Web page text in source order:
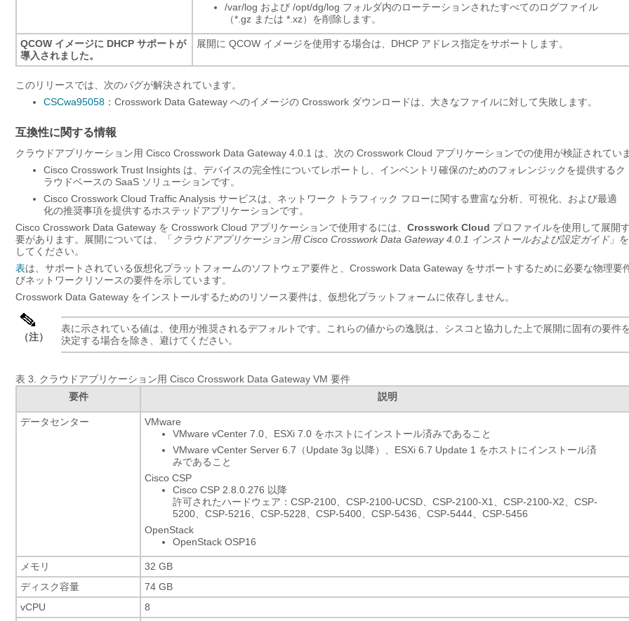
/var/log および /opt/dg/log フォルダ内のローテーションされたすべてのログファイル
（*.gz または *.xz）を削除します。
QCOW イメージに DHCP サポートが
導入されました。
展開に QCOW イメージを使用する場合は、DHCP アドレス指定をサポートします。
このリリースでは、次のバグが解決されています。
CSCwa95058 ：Crosswork Data Gateway へのイメージの Crosswork ダウンロードは、大きなファイルに対して失敗します。
互換性に関する情報
クラウドアプリケーション用 Cisco Crosswork Data Gateway 4.0.1 は、次の Crosswork Cloud アプリケーションでの使用が検証されていま
Cisco Crosswork Trust Insights は、デバイスの完全性についてレポートし、インベントリ確保のためのフォレンジックを提供するク
ラウドベースの SaaS ソリューションです。
Cisco Crosswork Cloud Traffic Analysis サービスは、ネットワーク トラフィック フローに関する豊富な分析、可視化、および最適
化の推奨事項を提供するホステッドアプリケーションです。
Cisco Crosswork Data Gateway を Crosswork Cloud アプリケーションで使用するには、 Crosswork Cloud プロファイルを使用して展開
要があります。展開については、「 クラウドアプリケーション用 Cisco Crosswork Data Gateway 4.0.1 インストールおよび設定ガイド」
してください。
表は、サポートされている仮想化プラットフォームのソフトウェア要件と、Crosswork Data Gateway をサポートするために必要な物理要
びネットワークリソースの要件を示しています。
Crosswork Data Gateway をインストールするためのリソース要件は、仮想化プラットフォームに依存しません。
（注）
表に示されている値は、使用が推奨されるデフォルトです。これらの値からの逸脱は、シスコと協力した上で展開に固有の要件
決定する場合を除き、避けてください。
表 3. クラウドアプリケーション用 Cisco Crosswork Data Gateway VM 要件
要件
説明
データセンター
VMware
VMware vCenter 7.0、ESXi 7.0 をホストにインストール済みであること
VMware vCenter Server 6.7（Update 3g 以降）、ESXi 6.7 Update 1 をホストにインストール済
みであること
Cisco CSP
Cisco CSP 2.8.0.276 以降
許可されたハードウェア：CSP-2100、CSP-2100-UCSD、CSP-2100-X1、CSP-2100-X2、CSP-
5200、CSP-5216、CSP-5228、CSP-5400、CSP-5436、CSP-5444、CSP-5456
OpenStack
OpenStack OSP16
メモリ
32 GB
ディスク容量
74 GB
vCPU
8